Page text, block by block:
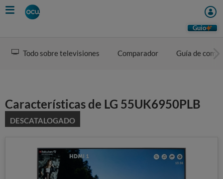
Skip
to
Guio
Todo sobre televisiones Comparador Guía de
Características de LG 55UK6950PLB
DESCATALOGADO